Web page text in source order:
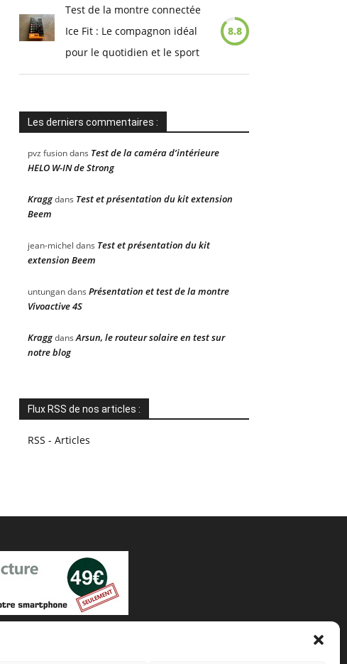
Test de la montre connectée
Ice Fit : Le compagnon idéal
pour le quotidien et le sport
8.8
Les derniers commentaires :
pvz fusiondans Test de la caméra d’intérieure
HELO W-IN de Strong
Kraggdans Test et présentation du kit extension
Beem
jean-michel dans Test et présentation du kit
extension Beem
untungandans Présentation et test de la montre
Vivoactive 4S
KraggdansArsun, le routeur solaire en test sur
notre blog
Flux RSS de nos articles :
RSS - Articles